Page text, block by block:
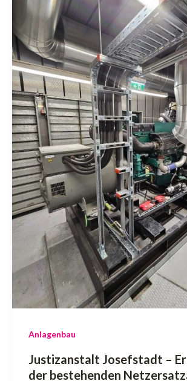
Anlagenbau
Justizanstalt Josefstadt –
der bestehenden